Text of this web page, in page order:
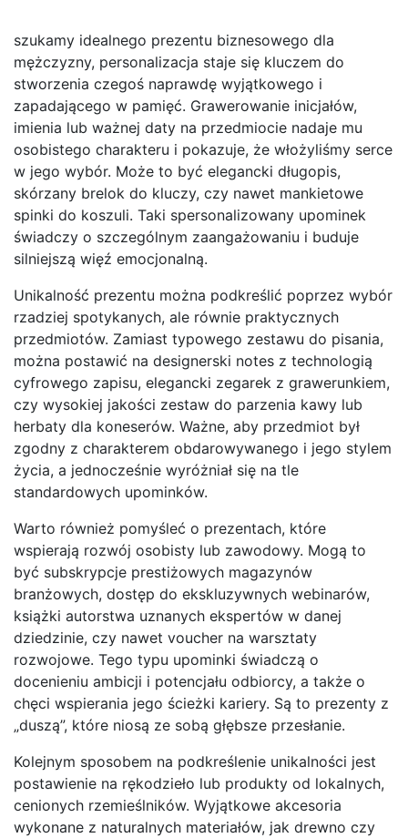
szukamy idealnego prezentu biznesowego dla
mężczyzny, personalizacja staje się kluczem do
stworzenia czegoś naprawdę wyjątkowego i
zapadającego w pamięć. Grawerowanie inicjałów,
imienia lub ważnej daty na przedmiocie nadaje mu
osobistego charakteru i pokazuje, że włożyliśmy serce
w jego wybór. Może to być elegancki długopis,
skórzany brelok do kluczy, czy nawet mankietowe
spinki do koszuli. Taki spersonalizowany upominek
świadczy o szczególnym zaangażowaniu i buduje
silniejszą więź emocjonalną.
Unikalność prezentu można podkreślić poprzez wybór
rzadziej spotykanych, ale równie praktycznych
przedmiotów. Zamiast typowego zestawu do pisania,
można postawić na designerski notes z technologią
cyfrowego zapisu, elegancki zegarek z grawerunkiem,
czy wysokiej jakości zestaw do parzenia kawy lub
herbaty dla koneserów. Ważne, aby przedmiot był
zgodny z charakterem obdarowywanego i jego stylem
życia, a jednocześnie wyróżniał się na tle
standardowych upominków.
Warto również pomyśleć o prezentach, które
wspierają rozwój osobisty lub zawodowy. Mogą to
być subskrypcje prestiżowych magazynów
branżowych, dostęp do ekskluzywnych webinarów,
książki autorstwa uznanych ekspertów w danej
dziedzinie, czy nawet voucher na warsztaty
rozwojowe. Tego typu upominki świadczą o
docenieniu ambicji i potencjału odbiorcy, a także o
chęci wspierania jego ścieżki kariery. Są to prezenty z
„duszą”, które niosą ze sobą głębsze przesłanie.
Kolejnym sposobem na podkreślenie unikalności jest
postawienie na rękodzieło lub produkty od lokalnych,
cenionych rzemieślników. Wyjątkowe akcesoria
wykonane z naturalnych materiałów, jak drewno czy